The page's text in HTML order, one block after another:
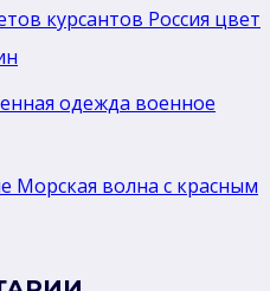
курсантов Россия цвет
одежда военное
Морская волна с красным